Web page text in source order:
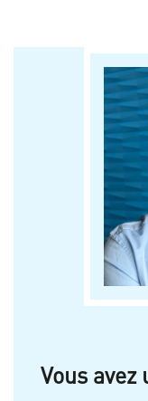
Vous avez